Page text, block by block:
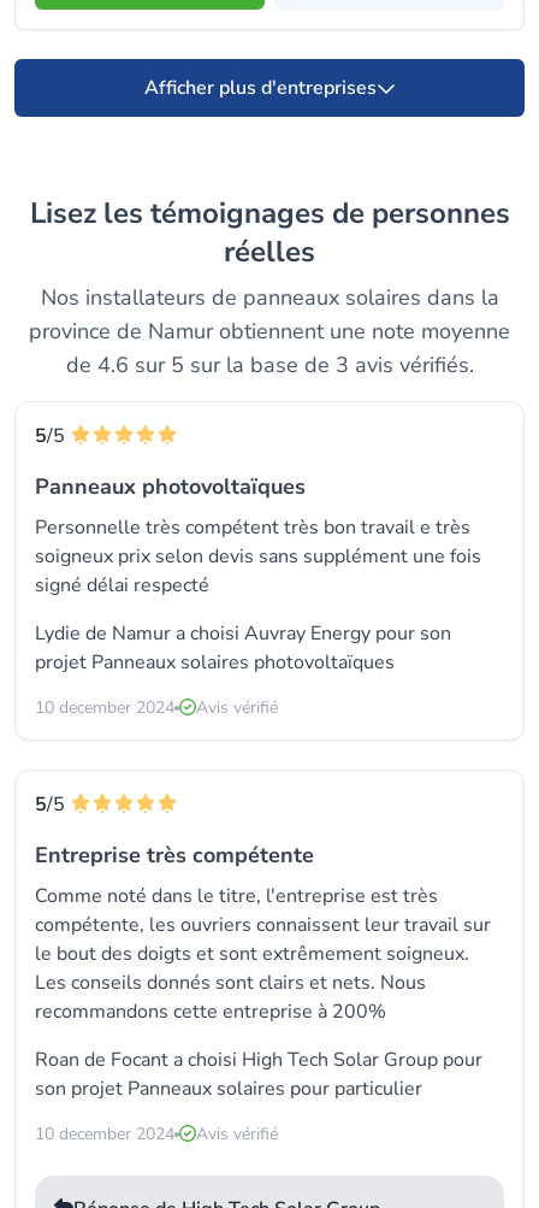
Afficher plus d'entreprises
Lisez les témoignages de personnes
réelles
Nos installateurs de panneaux solaires dans la
province de Namur obtiennent une note moyenne
de 4.6 sur 5 sur la base de 3 avis vérifiés.
5/5
Panneaux photovoltaïques
Personnelle très compétent très bon travail e très
soigneux prix selon devis sans supplément une fois
signé délai respecté
Lydie de Namur a choisi Auvray Energy pour son
projet Panneaux solaires photovoltaïques
10 december 2024 Avis vérifié
5/5
Entreprise très compétente
Comme noté dans le titre, l'entreprise est très
compétente, les ouvriers connaissent leur travail sur
le bout des doigts et sont extrêmement soigneux.
Les conseils donnés sont clairs et nets. Nous
recommandons cette entreprise à 200%
Roan de Focant a choisi High Tech Solar Group pour
son projet Panneaux solaires pour particulier
10 december 2024 Avis vérifié